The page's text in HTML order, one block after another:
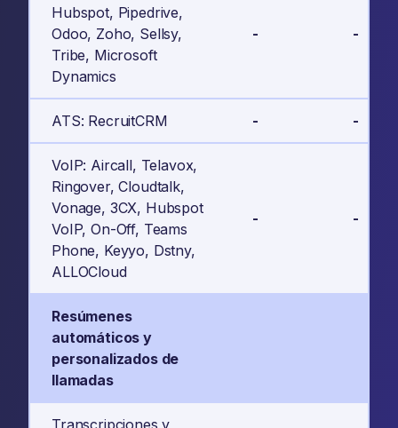
Hubspot, Pipedrive,
Odoo, Zoho, Sellsy,
Tribe, Microsoft
Dynamics
- -
ATS: RecruitCRM - -
VoIP: Aircall, Telavox,
Ringover, Cloudtalk,
Vonage, 3CX, Hubspot
VoIP, On-Off, Teams
Phone, Keyyo, Dstny,
ALLOCloud
- -
Resúmenes
automáticos y
personalizados de
llamadas
Transcripciones y